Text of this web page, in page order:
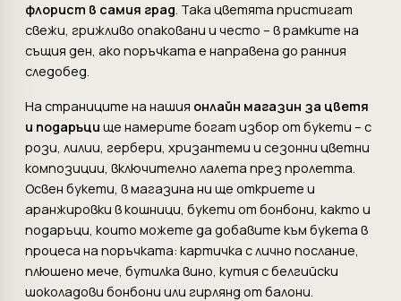
флорист в самия град. Така цветята пристигат
свежи, грижливо опаковани и често – в рамките на
същия ден, ако поръчката е направена до ранния
следобед.
На страниците на нашия онлайн магазин за цветя
и подаръци ще намерите богат избор от букети – с
рози, лилии, гербери, хризантеми и сезонни цветни
композиции, включително лалета през пролетта.
Освен букети, в магазина ни ще откриете и
аранжировки в кошници, букети от бонбони, както и
подаръци, които можете да добавите към букета в
процеса на поръчката: картичка с лично послание,
плюшено мече, бутилка вино, кутия с белгийски
шоколадови бонбони или гирлянд от балони.